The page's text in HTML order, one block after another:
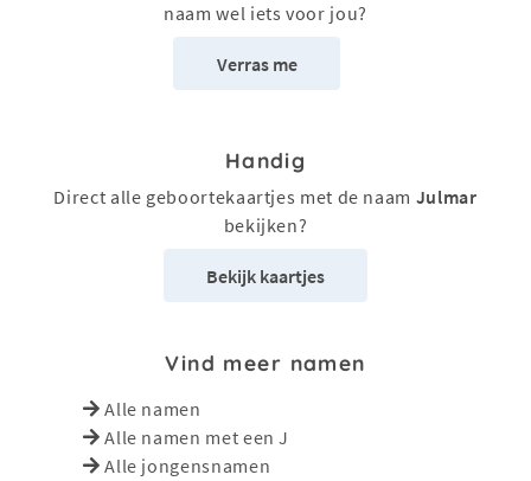
naam wel iets voor jou?
Verras me
Handig
Direct alle geboortekaartjes met de naam Julmar
bekijken?
Bekijk kaartjes
Vind meer namen
Alle namen
Alle namen met een J
Alle jongensnamen